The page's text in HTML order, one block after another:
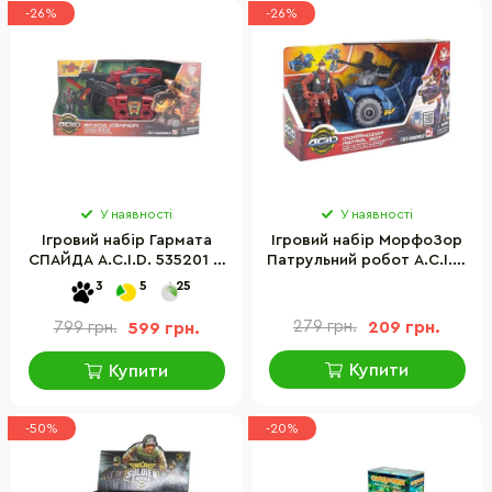
-26%
У наявності
Ігровий набір Гармата
СПАЙДА A.C.I.D. 535201 зі
світлом та звуком
3 5 25
799 грн. 599 грн.
Купити
-26%
У наявності
Ігровий набір МорфоЗор
Патрульний робот A.C.I.D.
279 грн. 209 грн.
Купити
-50% -20%